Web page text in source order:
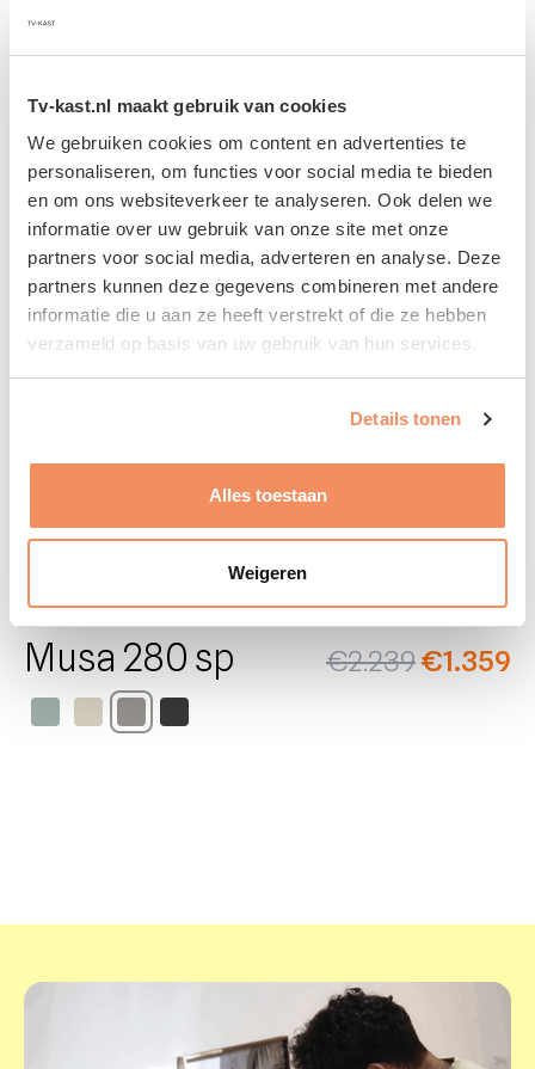
Tv-kast.nl maakt gebruik van cookies
We gebruiken cookies om content en advertenties te
personaliseren, om functies voor social media te bieden
en om ons websiteverkeer te analyseren. Ook delen we
informatie over uw gebruik van onze site met onze
partners voor social media, adverteren en analyse. Deze
partners kunnen deze gegevens combineren met andere
informatie die u aan ze heeft verstrekt of die ze hebben
verzameld op basis van uw gebruik van hun services.
Details tonen
Alles toestaan
Weigeren
Musa 280 sp €2.199€1.319
Musa 280 sp €2.239€1.359